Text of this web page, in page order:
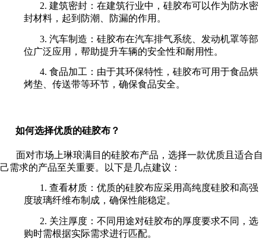
2. 建筑密封：在建筑行业中，硅胶布可以作为防水密
封材料，起到防潮、防漏的作用。
3. 汽车制造：硅胶布在汽车排气系统、发动机罩等部
位广泛应用，帮助提升车辆的安全性和耐用性。
4. 食品加工：由于其环保特性，硅胶布可用于食品烘
烤垫、传送带等环节，确保食品安全。
如何选择优质的硅胶布？
面对市场上琳琅满目的硅胶布产品，选择一款优质且适合自
己需求的产品至关重要。以下是几点建议：
1. 查看材质：优质的硅胶布应采用高纯度硅胶和高强
度玻璃纤维布制成，确保性能稳定。
2. 关注厚度：不同用途对硅胶布的厚度要求不同，选
购时需根据实际需求进行匹配。